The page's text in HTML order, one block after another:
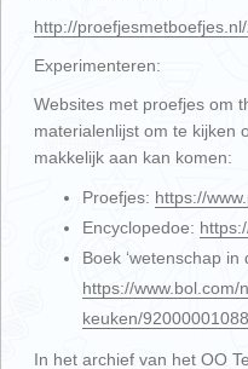
http://
Experimenteren:
Websites met proefjes om
materialenlijst om te kijken
makkelijk aan kan komen:
Proefjes: https://
Encyclopedoe:
Boek ‘wetenschap in
https://www.bol.com/
keuken/
In het archief van het OO